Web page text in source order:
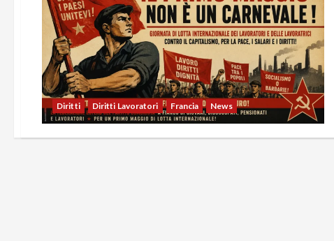
Diritti Diritti Lavoratori Francia News